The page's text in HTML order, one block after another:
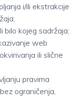
i/ili ekstrakcije
bilo kojeg sadržaja;
web
ili slične
pravima
ograničenja,